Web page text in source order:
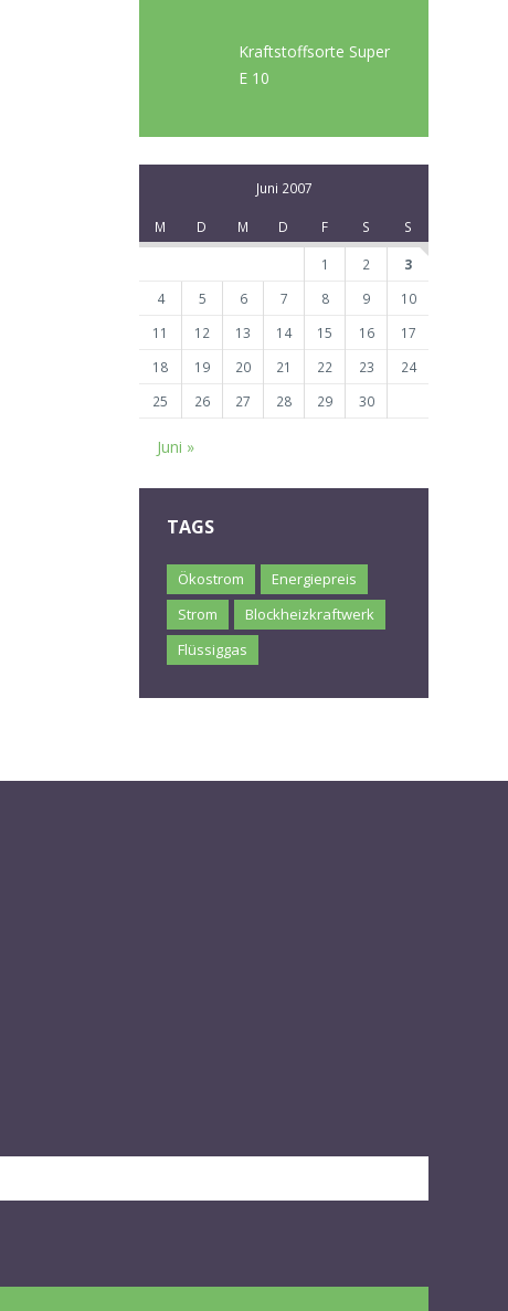
Kraftstoffsorte Super
E 10
Juni 2007
M D M D F S S
1 2
3
4
5 6 7 8 9
10
11
12 13 14 15 16
17
18
19 20 21 22 23
24
25
26 27 28 29 30
Juni »
TAGS
Ökostrom
Energiepreis
Strom
Blockheizkraftwerk
Flüssiggas